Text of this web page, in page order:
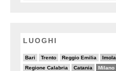
LUOGHI
Bari
5/20 Trento
5/20 Reggio Emilia
2/20 Imola
6/20
2/20
3/20
Regione Calabria
4/20 Catania
6/20 Milano
13/20
3/20
11/20
4/20